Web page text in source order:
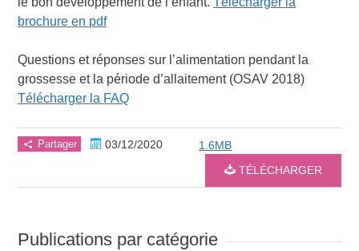
brochure en pdf
Questions et réponses sur l’alimentation pendant la
grossesse et la période d’allaitement (OSAV 2018)
Télécharger la FAQ
Partager 03/12/2020
1.6MB
TÉLÉCHARGER
Publications par catégorie